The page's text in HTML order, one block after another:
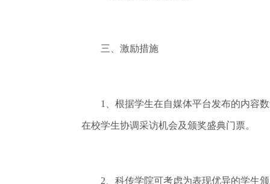
三、激励措施
1、根据学生在自媒体平台发布的内容数
在校学生协调采访机会及颁奖盛典门票。
2、科传学院可考虑为表现优异的学生颁